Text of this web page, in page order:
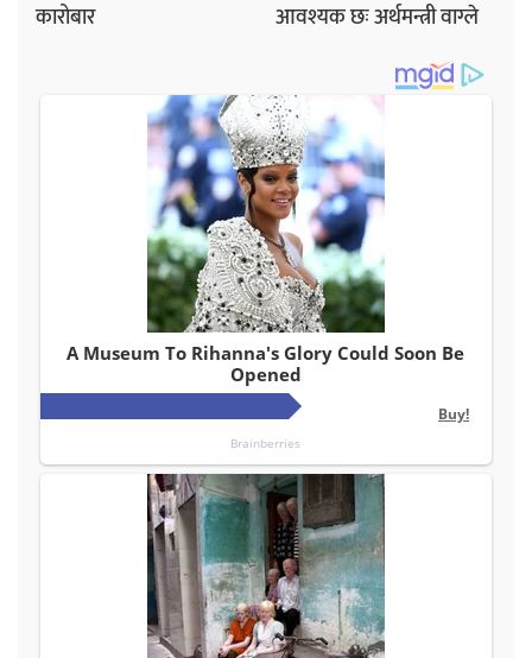
कारोबार
आवश्यक छः अर्थमन्त्री वाग्ले